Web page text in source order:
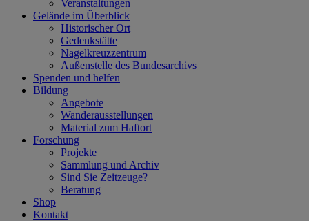
Veranstaltungen
Gelände im Überblick
Historischer Ort
Gedenkstätte
Nagelkreuzzentrum
Außenstelle des Bundesarchivs
Spenden und helfen
Bildung
Angebote
Wanderausstellungen
Material zum Haftort
Forschung
Projekte
Sammlung und Archiv
Sind Sie Zeitzeuge?
Beratung
Shop
Kontakt